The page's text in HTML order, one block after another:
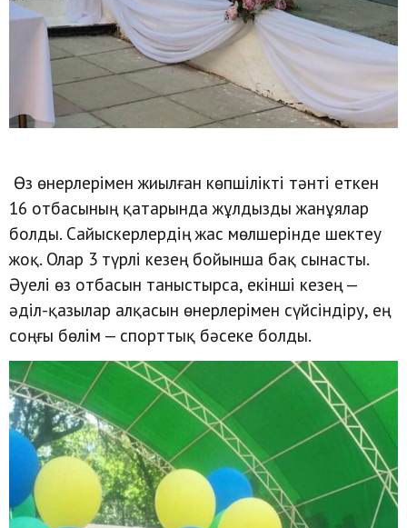
Өз өнерлерімен жиылған көпшілікті тәнті еткен
16 отбасының қатарында жұлдызды жанұялар
болды. Сайыскерлердің жас мөлшерінде шектеу
жоқ. Олар 3 түрлі кезең бойынша бақ сынасты.
Әуелі өз отбасын таныстырса, екінші кезең —
әділ-қазылар алқасын өнерлерімен сүйсіндіру, ең
соңғы бөлім — спорттық бәсеке болды.